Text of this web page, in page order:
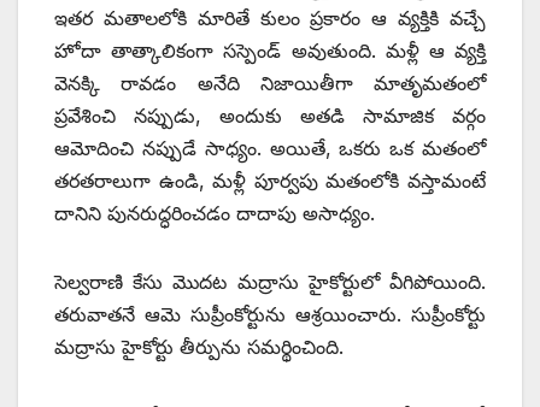
ఇతర మతాలలోకి మారితే కులం ప్రకారం ఆ వ్యక్తికి వచ్చే
హోదా తాత్కాలికంగా సస్పెండ్‌ అవుతుంది. మళ్లీ ఆ వ్యక్తి
వెనక్కి రావడం అనేది నిజాయితీగా మాతృమతంలో
ప్రవేశించి నప్పుడు, అందుకు అతడి సామాజిక వర్గం
ఆమోదించి నప్పుడే సాధ్యం. అయితే, ఒకరు ఒక మతంలో
తరతరాలుగా ఉండి, మళ్లీ పూర్వపు మతంలోకి వస్తామంటే
దానిని పునరుద్ధరించడం దాదాపు అసాధ్యం.
సెల్వరాణి కేసు మొదట మద్రాసు హైకోర్టులో వీగిపోయింది.
తరువాతనే ఆమె సుప్రీంకోర్టును ఆశ్రయించారు. సుప్రీంకోర్టు
మద్రాసు హైకోర్టు తీర్పును సమర్థించింది.